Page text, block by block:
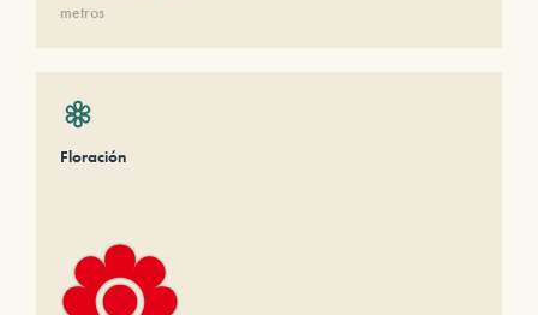
metros
Floración